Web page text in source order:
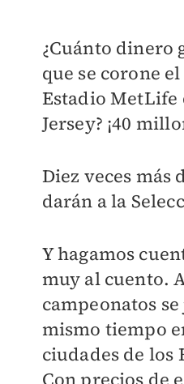
¿Cuánto dinero
que se corone
Estadio MetLife
Jersey? ¡40
Diez veces más
darán a la
Y hagamos
muy al cuento.
campeonatos
mismo tiempo
ciudades de los